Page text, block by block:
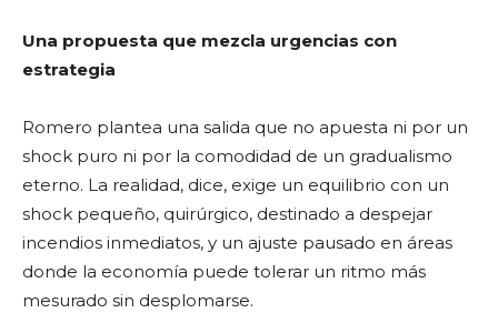
Una propuesta que mezcla urgencias con
estrategia
Romero plantea una salida que no apuesta ni por un
shock puro ni por la comodidad de un gradualismo
eterno. La realidad, dice, exige un equilibrio con un
shock pequeño, quirúrgico, destinado a despejar
incendios inmediatos, y un ajuste pausado en áreas
donde la economía puede tolerar un ritmo más
mesurado sin desplomarse.